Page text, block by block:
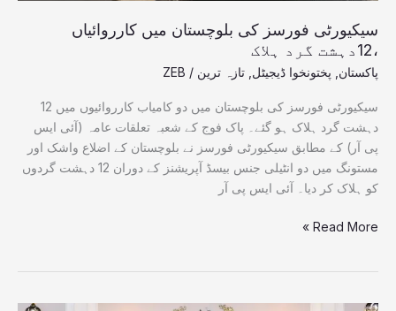
سیکیورٹی فورسز کی بلوچستان میں کارروائیاں
،12دہشت گرد ہلاک
پاکستان پختونخوا ڈیجیٹل تازہ ترین /
ZEB
سیکیورٹی فورسز کی بلوچستان میں دو کامیاب کارروائیوں میں 12
دہشت گرد ہلاک ہو گئے۔ پاک فوج کے شعبہ تعلقات عامہ (آئی ایس
پی آر) کے مطابق سیکیورٹی فورسز نے بلوچستان کے اضلاع واشک اور
مستونگ میں دو انٹیلی جنس بیسڈ آپریشنز کے دوران 12 دہشت گردوں
کو ہلاک کر دیا۔ آئی ایس پی آر
Read More »